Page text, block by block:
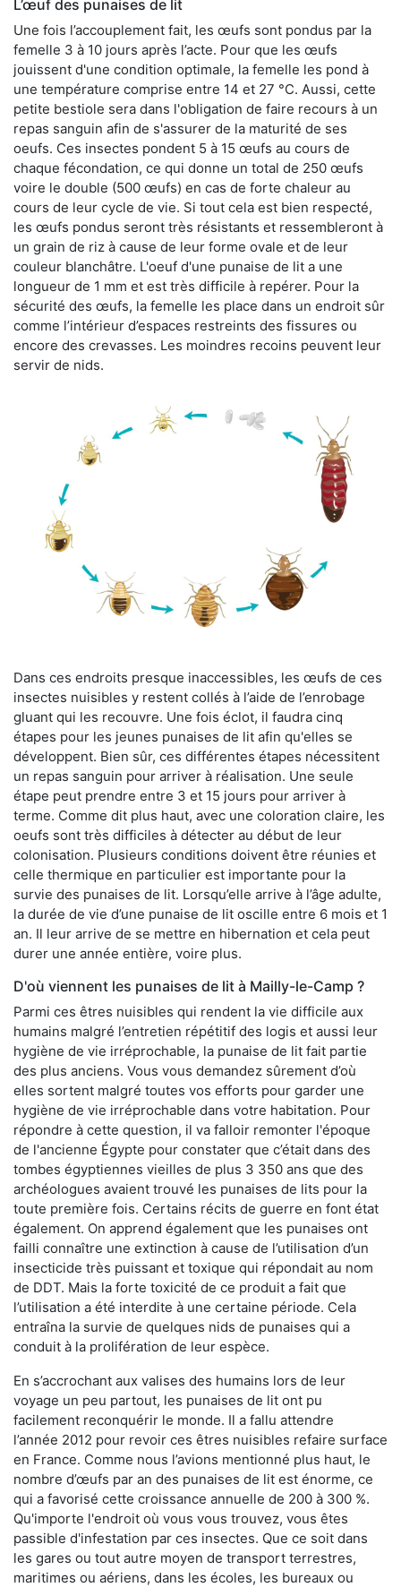
L’œuf des punaises de lit
Une fois l’accouplement fait, les œufs sont pondus par la
femelle 3 à 10 jours après l’acte. Pour que les œufs
jouissent d'une condition optimale, la femelle les pond à
une température comprise entre 14 et 27 °C. Aussi, cette
petite bestiole sera dans l'obligation de faire recours à un
repas sanguin afin de s'assurer de la maturité de ses
oeufs. Ces insectes pondent 5 à 15 œufs au cours de
chaque fécondation, ce qui donne un total de 250 œufs
voire le double (500 œufs) en cas de forte chaleur au
cours de leur cycle de vie. Si tout cela est bien respecté,
les œufs pondus seront très résistants et ressembleront à
un grain de riz à cause de leur forme ovale et de leur
couleur blanchâtre. L'oeuf d'une punaise de lit a une
longueur de 1 mm et est très difficile à repérer. Pour la
sécurité des œufs, la femelle les place dans un endroit sûr
comme l’intérieur d’espaces restreints des fissures ou
encore des crevasses. Les moindres recoins peuvent leur
servir de nids.
Dans ces endroits presque inaccessibles, les œufs de ces
insectes nuisibles y restent collés à l’aide de l’enrobage
gluant qui les recouvre. Une fois éclot, il faudra cinq
étapes pour les jeunes punaises de lit afin qu'elles se
développent. Bien sûr, ces différentes étapes nécessitent
un repas sanguin pour arriver à réalisation. Une seule
étape peut prendre entre 3 et 15 jours pour arriver à
terme. Comme dit plus haut, avec une coloration claire, les
oeufs sont très difficiles à détecter au début de leur
colonisation. Plusieurs conditions doivent être réunies et
celle thermique en particulier est importante pour la
survie des punaises de lit. Lorsqu’elle arrive à l’âge adulte,
la durée de vie d’une punaise de lit oscille entre 6 mois et 1
an. Il leur arrive de se mettre en hibernation et cela peut
durer une année entière, voire plus.
D'où viennent les punaises de lit à Mailly-le-Camp ?
Parmi ces êtres nuisibles qui rendent la vie difficile aux
humains malgré l’entretien répétitif des logis et aussi leur
hygiène de vie irréprochable, la punaise de lit fait partie
des plus anciens. Vous vous demandez sûrement d’où
elles sortent malgré toutes vos efforts pour garder une
hygiène de vie irréprochable dans votre habitation. Pour
répondre à cette question, il va falloir remonter l'époque
de l'ancienne Égypte pour constater que c’était dans des
tombes égyptiennes vieilles de plus 3 350 ans que des
archéologues avaient trouvé les punaises de lits pour la
toute première fois. Certains récits de guerre en font état
également. On apprend également que les punaises ont
failli connaître une extinction à cause de l’utilisation d’un
insecticide très puissant et toxique qui répondait au nom
de DDT. Mais la forte toxicité de ce produit a fait que
l’utilisation a été interdite à une certaine période. Cela
entraîna la survie de quelques nids de punaises qui a
conduit à la prolifération de leur espèce.
En s’accrochant aux valises des humains lors de leur
voyage un peu partout, les punaises de lit ont pu
facilement reconquérir le monde. Il a fallu attendre
l’année 2012 pour revoir ces êtres nuisibles refaire surface
en France. Comme nous l’avions mentionné plus haut, le
nombre d’œufs par an des punaises de lit est énorme, ce
qui a favorisé cette croissance annuelle de 200 à 300 %.
Qu'importe l'endroit où vous vous trouvez, vous êtes
passible d'infestation par ces insectes. Que ce soit dans
les gares ou tout autre moyen de transport terrestres,
maritimes ou aériens, dans les écoles, les bureaux ou